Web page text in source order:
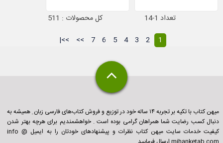
تعداد 1-14
کل محصولات : 511
1
2
3
4
5
6
7
>>
>>|
میهن کتاب با تکیه بر تجربه ۱۴ ساله خود در توزیع و فروش کتاب‌های فارسی زبان ِ همیشه به
دنبال کسب رضایت شما همراهان گرامی بوده است . خواهشمندیم برای هرچه بهتر شدن
کیفیت خدمات سایت میهن کتاب نظرات و پیشنهادهای خودتان را به ایمیل info @